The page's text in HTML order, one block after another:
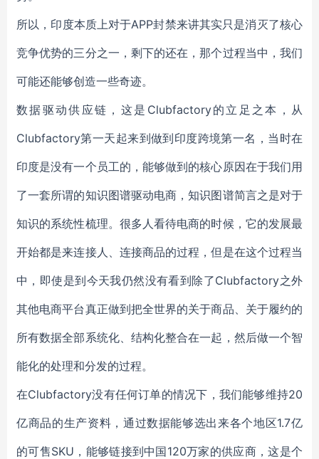
所以，印度本质上对于APP封禁来讲其实只是消灭了核心
竞争优势的三分之一，剩下的还在，那个过程当中，我们
可能还能够创造一些奇迹。
数据驱动供应链，这是Clubfactory的立足之本，从
Clubfactory第一天起来到做到印度跨境第一名，当时在
印度是没有一个员工的，能够做到的核心原因在于我们用
了一套所谓的知识图谱驱动电商，知识图谱简言之是对于
知识的系统性梳理。很多人看待电商的时候，它的发展最
开始都是来连接人、连接商品的过程，但是在这个过程当
中，即使是到今天我仍然没有看到除了Clubfactory之外
其他电商平台真正做到把全世界的关于商品、关于履约的
所有数据全部系统化、结构化整合在一起，然后做一个智
能化的处理和分发的过程。
在Clubfactory没有任何订单的情况下，我们能够维持20
亿商品的生产资料，通过数据能够选出来各个地区1.7亿
的可售SKU，能够链接到中国120万家的供应商，这是个